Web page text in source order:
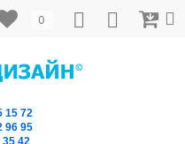
0
15 72
96 95
35 42